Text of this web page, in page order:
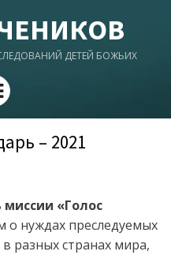
ДЕТЕЙ БОЖЬИХ
– 2021
«Голос
о нуждах преследуемых
разных странах мира,